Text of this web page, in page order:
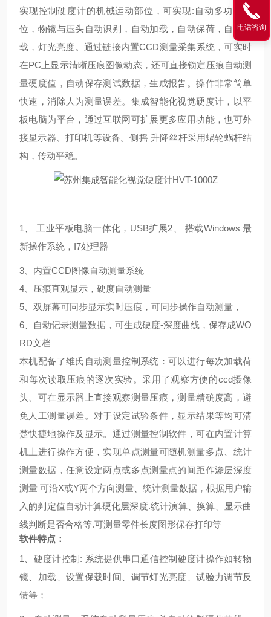
实现控制硬度计的机械运动部位，可实现: 自动多功能塔
位， 物镜与压头自动识别 ，自动加载，自动保荷，自动卸
载，灯光亮度。通过链接内置CCD测量采集系统，可实时
在PC 上显示清晰压痕图像动态，还可直接锁定压痕自动测
量硬度值，自动保存测试数据，生成报告。操作非常简单
快速 ，消除人为测量误差。 集成智能化视觉硬度计 ， 以平
板电脑为平台，通过互联网可扩展更多应用功能，也可外
接显示器、打印机等设备。侧摇 升降丝杆采用蜗轮蜗杆结
构，传动平稳。
1、 工业平板电脑一体化，USB扩展2、 搭载Windows 最
新操作系统，I7处理器
3、 内置CCD图像自动测量系统
4、压痕直观显示，硬度自动测量
5、 双屏幕可同步显示实时压痕，可同步操作自动测量，
6、
自动记录测量数据，可生成硬度-深度曲线，保存成WO
RD文档
本机配备了维氏自动测量控制系统：可以进行每次加载荷
和每次读取压痕的逐次实验。采用了观察方便的ccd摄像
头、可在显示器上直接观察测量压痕，测量精确度高，避
免人工测量误差。对于设定试验条件，显示结果等均可清
楚快捷地操作及显示。通过测量控制软件，可在内置计算
机上进行操作方便，实现单点测量可随机测量多点、统计
测量数据，任意设定两点或多点测量点的间距作渗层深度
测量 可沿X或Y两个方向测量、统计测量数据，根据用户输
入的判定值自动计算硬化层深度.统计演算、换算、显示曲
线判断是否合格等.可测量零件长度图形保存打印等
软件特点：
1、硬度计控制: 系统提供串口通信控制硬度计操作如转物
镜、加载、设置保载时间、调节灯光亮度、试验力调节反
馈等；
电话咨询